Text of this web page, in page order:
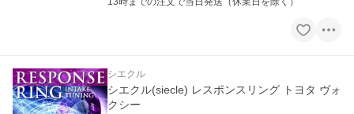
シエクル
シエクル(siecle) レスポンスリング トヨタ ヴォ
クシー